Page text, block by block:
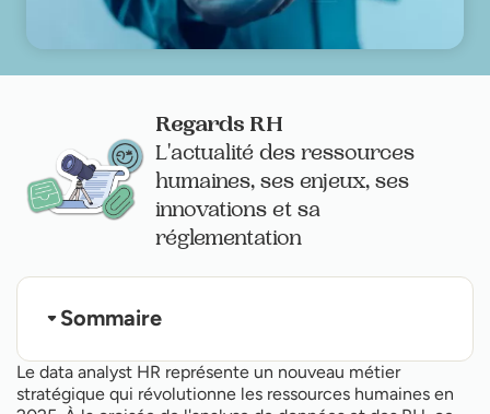
Le data analyst HR représente un nouveau métier
stratégique qui révolutionne les ressources humaines en
Regards RH
L'actualité des ressources
humaines, ses enjeux, ses
innovations et sa
réglementation
Sommaire
Les missions clés d'un data analyst HR
Compétences techniques et soft skills essentiels
Quel parcours de formation choisir en 2025 ?